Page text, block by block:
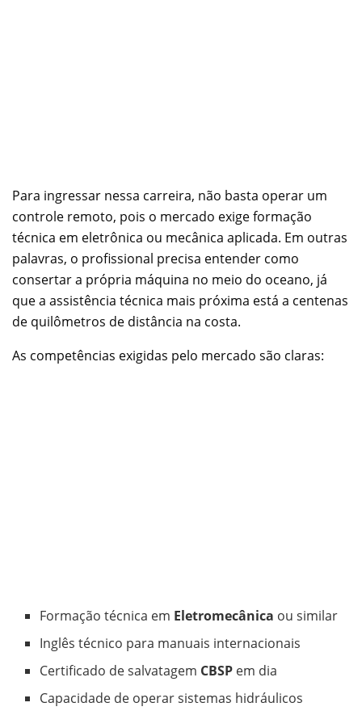
Para ingressar nessa carreira, não basta operar um
controle remoto, pois o mercado exige formação
técnica em eletrônica ou mecânica aplicada. Em outras
palavras, o profissional precisa entender como
consertar a própria máquina no meio do oceano, já
que a assistência técnica mais próxima está a centenas
de quilômetros de distância na costa.
As competências exigidas pelo mercado são claras:
Formação técnica em Eletromecânica ou similar
Inglês técnico para manuais internacionais
Certificado de salvatagem CBSP em dia
Capacidade de operar sistemas hidráulicos